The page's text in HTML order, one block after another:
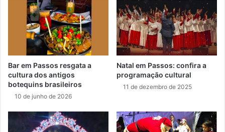
Bar em Passos resgata a
cultura dos antigos
botequins brasileiros
10 de junho de 2026
Natal em Passos: confira a
programação cultural
11 de dezembro de 2025